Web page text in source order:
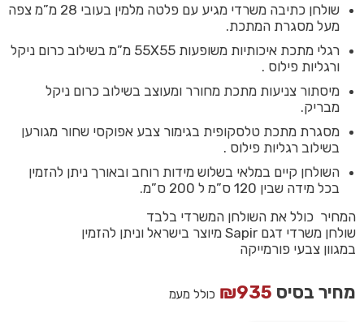
שולחן כתיבה משרדי מגיע עם פלטה מלמין בעובי 28 מ”מ צפה
מעל מסגרת המתכת.
רגלי מתכת איכותיות משופעות 55X55 מ”מ בשילוב כרום ניקל
ורגליות פילוס .
מיסתור צניעות מתכת מחורר ומעוצב בשילוב כרום ניקל
מבריק.
מסגרת מתכת טלסקופית בגימור צבע אפוקסי שחור מגורען
בשילוב רגליות פילוס .
השולחן קיים במלאי בשלוש מידות רוחב ובאורך ניתן להזמין
בכל מידה שבין 120 ס”מ ל 200 ס”מ.
המחיר כולל את השולחן המשרדי בלבד
שולחן משרדי דגם Sapir מיוצר בישראל וניתן להזמין
במגוון צבעי פורמייקה
מחיר בסיס ₪935 כולל מעמ